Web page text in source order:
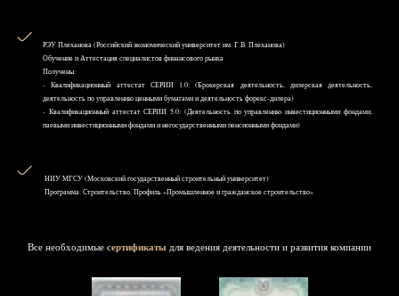
РЭУ Плеханова (Российский экономический университет им. Г.В. Плеханова)
Обучение и Аттестация специалистов финансового рынка
Получены:
- Квалификационный аттестат СЕРИИ 1.0: (Брокерская деятельность, дилерская деятельность,
деятельность по управлению ценными бумагами и деятельность форекс-дилера)
- Квалификационный аттестат СЕРИИ 5.0: (Деятельность по управлению инвестиционными фондами,
паевыми инвестиционными фондами и негосударственными пенсионными фондами)
НИУ MГСУ (Московский государственный строительный университет)
Программа: Строительство, Профиль «Промышленное и гражданское строительство»
Все необходимые сертификаты для ведения деятельности и развития компании